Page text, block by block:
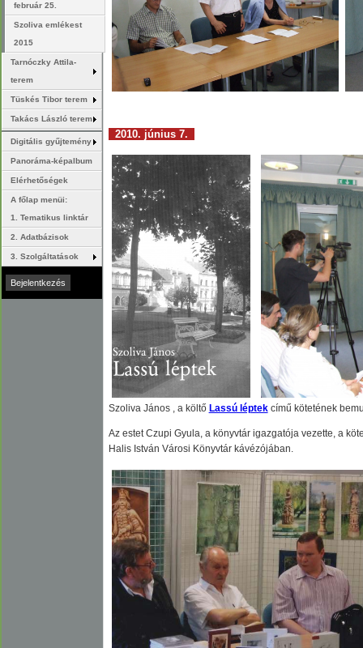
2010. június 7.
Szoliva János , a költő Lassú léptekcímű kötetének
Az estet Czupi Gyula, a könyvtár igazgatója vezette, a
Halis István Városi Könyvtár kávézójában.
február 25.
Szoliva emlékest
2015
Tarnóczky Attila-
terem
Tüskés Tibor terem
Takács László terem
Digitális gyűjtemény
Panoráma-képalbum
Elérhetőségek
A főlap menüi:
1. Tematikus linktár
2. Adatbázisok
3. Szolgáltatások